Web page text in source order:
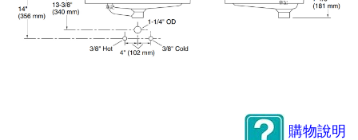
購物說明